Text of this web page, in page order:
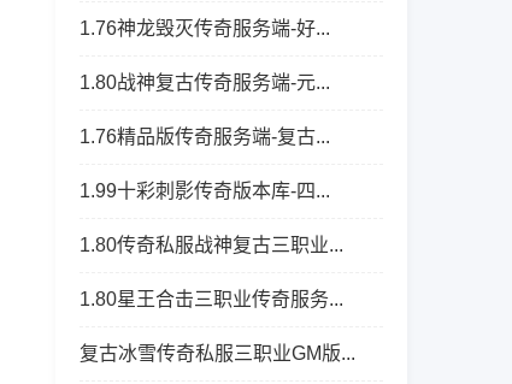
1.76神龙毁灭传奇服务端-好...
1.80战神复古传奇服务端-元...
1.76精品版传奇服务端-复古...
1.99十彩刺影传奇版本库-四...
1.80传奇私服战神复古三职业...
1.80星王合击三职业传奇服务...
复古冰雪传奇私服三职业GM版...